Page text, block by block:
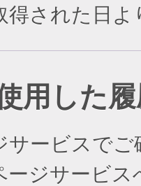
得された日
用した
サービスで
ージサービ